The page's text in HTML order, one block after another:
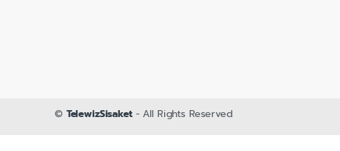
© TelewizSisaket- All Rights Reserved